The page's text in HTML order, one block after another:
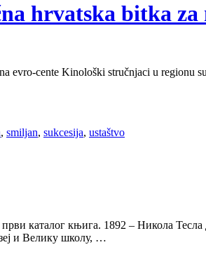
hrvatska bitka za
evro-cente Kinološki stručnjaci u regionu
, smiljan, sukcesija, ustaštvo
каталог књига. 1892 – Никола
и Велику школу, …